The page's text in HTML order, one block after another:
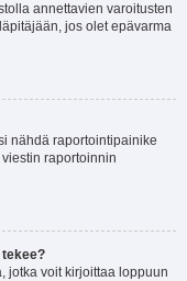
annettavien varoitusten
jos olet epävarma
nähdä raportointipainike
raportoinnin
tekee?
jotka voit kirjoittaa loppuun